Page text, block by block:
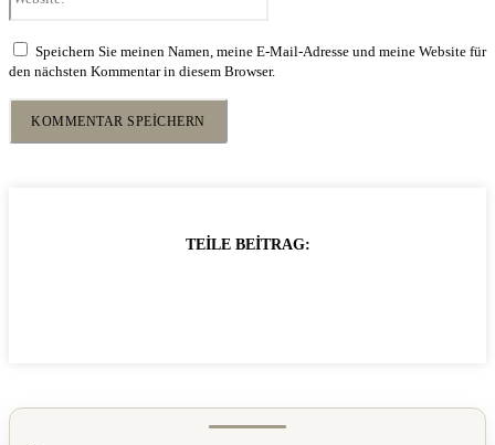
Speichern Sie meinen Namen, meine E-Mail-Adresse und meine Website für
den nächsten Kommentar in diesem Browser.
TEILE BEITRAG: